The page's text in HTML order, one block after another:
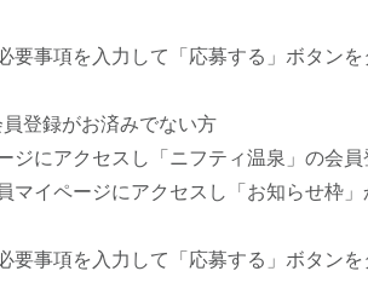
要事項を入力して「応募する」ボタンを
員登録がお済みでない方
ジにアクセスし「ニフティ温泉」の会員
マイページにアクセスし「お知らせ枠
要事項を入力して「応募する」ボタンを